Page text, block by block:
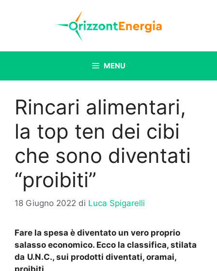
MENU
Rincari alimentari,
la top ten dei cibi
che sono diventati
“proibiti”
18 Giugno 2022 di Luca Spigarelli
Fare la spesa è diventato un vero proprio
salasso economico. Ecco la classifica, stilata
da U.N.C., sui prodotti diventati, oramai,